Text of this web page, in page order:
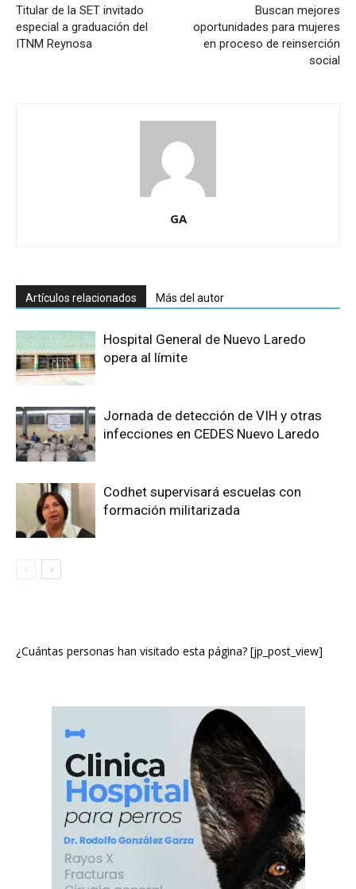
Titular de la SET invitado
especial a graduación del
ITNM Reynosa
Buscan mejores
oportunidades para mujeres
en proceso de reinserción
social
GA
Artículos relacionados Más del autor
Hospital General de Nuevo Laredo
opera al límite
Jornada de detección de VIH y otras
infecciones en CEDES Nuevo Laredo
Codhet supervisará escuelas con
formación militarizada
¿Cuántas personas han visitado esta página? [jp_post_view]